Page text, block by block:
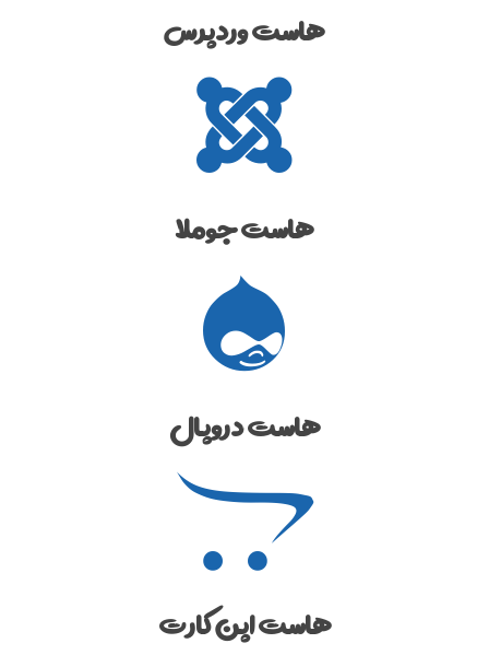
هاست وردپرس
هاست جوملا
هاست دروپال
هاست اپن کارت